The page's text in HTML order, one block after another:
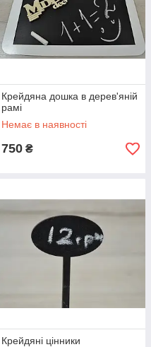
Крейдяна дошка в дерев'яній
рамі
Немає в наявності
750 ₴
Крейдяні цінники